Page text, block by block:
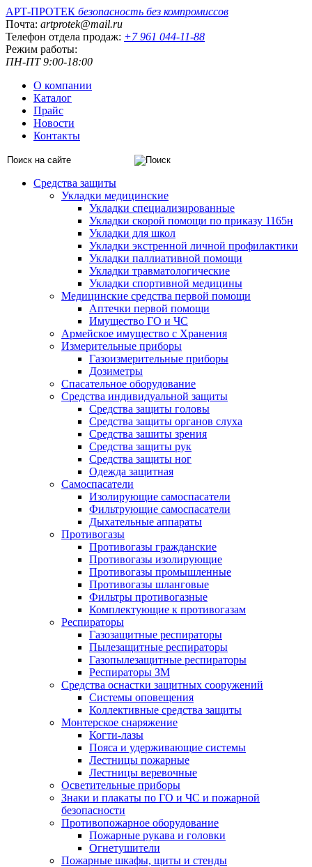
АРТ-ПРОТЕК безопасность без компромиссов
Почта: artprotek@mail.ru
Телефон отдела продаж: +7 961 044-11-88
Режим работы:
ПН-ПТ 9:00-18:00
О компании
Каталог
Прайс
Новости
Контакты
Средства защиты
Укладки медицинские
Укладки специализированные
Укладки скорой помощи по приказу 1165н
Укладки для школ
Укладки экстренной личной профилактики
Укладки паллиативной помощи
Укладки травматологические
Укладки спортивной медицины
Медицинские средства первой помощи
Аптечки первой помощи
Имущество ГО и ЧС
Армейское имущество с Хранения
Измерительные приборы
Газоизмерительные приборы
Дозиметры
Спасательное оборудование
Средства индивидуальной защиты
Средства защиты головы
Средства защиты органов слуха
Средства зашиты зрения
Средства защиты рук
Средства защиты ног
Одежда защитная
Самоспасатели
Изолирующие самоспасатели
Фильтрующие самоспасатели
Дыхательные аппараты
Противогазы
Противогазы гражданские
Противогазы изолирующие
Противогазы промышленные
Противогазы шланговые
Фильтры противогазные
Комплектующие к противогазам
Респираторы
Газозащитные респираторы
Пылезащитные респираторы
Газопылезащитные респираторы
Респираторы ЗМ
Средства оснастки защитных сооружений
Системы оповещения
Коллективные средства защиты
Монтерское снаряжение
Когти-лазы
Пояса и удерживающие системы
Лестницы пожарные
Лестницы веревочные
Осветительные приборы
Знаки и плакаты по ГО и ЧС и пожарной
безопасности
Противопожарное оборудование
Пожарные рукава и головки
Огнетушители
Пожарные шкафы, щиты и стенды